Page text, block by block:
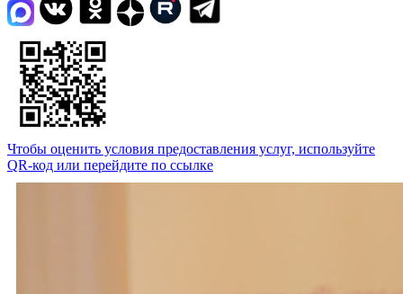
Чтобы оценить условия предоставления услуг, используйте
QR-код или перейдите по ссылке